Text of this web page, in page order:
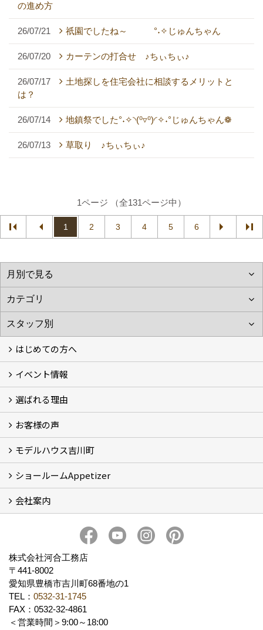
の進め方
26/07/21 祇園でしたね～ °˖✧じゅんちゃん
26/07/20 カーテンの打合せ ♪ちぃちぃ♪
26/07/17
土地探しを住宅会社に相談するメリットと
は？
26/07/14 地鎮祭でした°˖✧◝(⁰▿⁰)◜✧˖°じゅんちゃん❁
26/07/13 草取り ♪ちぃちぃ♪
1ページ （全131ページ中）
1 2 3 4 5 6
はじめての方へ
フォトギャラリー
性能について
自然素材のお家
オーナー様のおうち訪問
イベント情報
イベント情報
選ばれる理由
5つのやさしさ宣言
3つのプロ宣言
お家づくりスケジュール
お客様の声
お客様の声
モデルハウス吉川町
吉川町モデルハウス
ショールームAppetizer
Appetizer(ショールーム)
Appetizer(レンタルスペース)
会社案内
社長 河合智之の想い
求人情報 Recruit
株式会社河合工務店
〒441-8002
愛知県豊橋市吉川町68番地の1
TEL： 0532-31-1745
FAX：0532-32-4861
＜営業時間＞9:00～18:00